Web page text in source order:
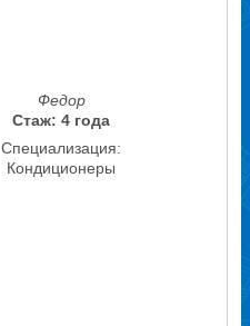
Федор
Стаж: 4 года
Специализация:
Кондиционеры